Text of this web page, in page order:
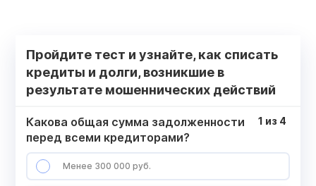
Пройдите тест и узнайте, как списать
кредиты и долги, возникшие в
результате мошеннических действий
Какова общая сумма задолженности
перед всеми кредиторами?
Менее 300 000 руб.
1 из 4